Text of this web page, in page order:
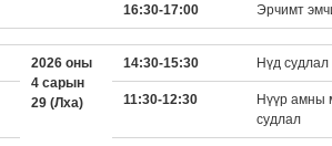
16:30-17:00 Эрчимт
2026 оны
4 сарын
29 (Лха)
14:30-15:30 Нүд судлал
11:30-12:30
Нүүр амны
судлал